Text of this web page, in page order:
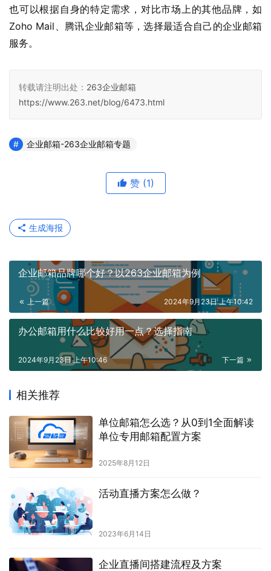
也可以根据自身的特定需求，对比市场上的其他品牌，如
Zoho Mail、腾讯企业邮箱等，选择最适合自己的企业邮箱
服务。
转载请注明出处： 263企业邮箱
https://www.263.net/blog/6473.html
企业邮箱-263企业邮箱专题
赞 (1)
生成海报
企业邮箱品牌哪个好？以263企业邮箱为例
上一篇 2024年9月23日 上午10:42
办公邮箱用什么比较好用一点？选择指南
下一篇
2024年9月23日 上午10:46
相关推荐
单位邮箱怎么选？从0到1全面解读
单位专用邮箱配置方案
2025年8月12日
活动直播方案怎么做？
2023年6月14日
企业直播间搭建流程及方案